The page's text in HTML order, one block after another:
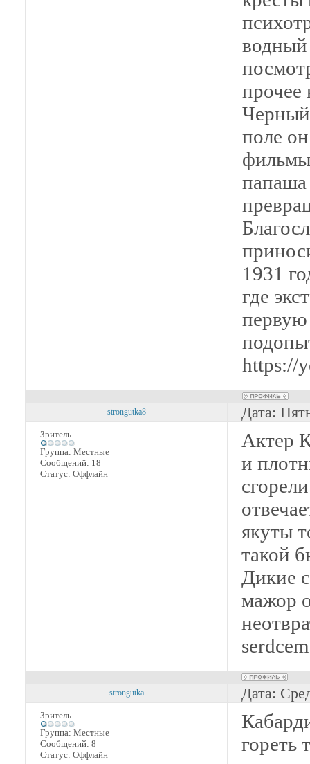
поле
1931
где
https://
strongutka8 Дата:
Зритель
Группа: Местные
Сообщений: 18
Статус: Оффлайн
Актер
и
якуты
такой
Дикие
мажор
strongutka Дата:
Зритель
Группа: Местные
Сообщений: 8
Статус: Оффлайн
гореть